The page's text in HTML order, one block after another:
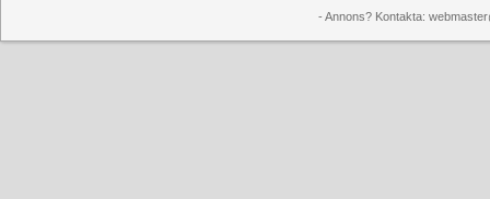
- Annons? Kontakta: